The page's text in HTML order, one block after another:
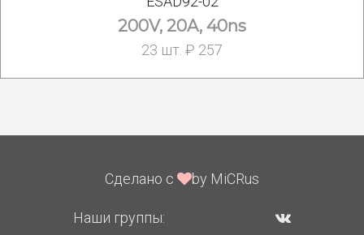
200V, 20A, 40ns
23 шт. ₽ 257
Сделано с by MiCRus
Наши группы: